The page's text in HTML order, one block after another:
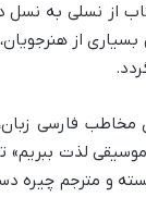
از نسلی به
از
مخاطب فارسی
لذت ببریم»
و مترجم چیره